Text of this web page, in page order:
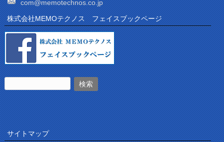
com@memotechnos.co.jp
株式会社MEMOテクノス フェイスブックページ
サイトマップ